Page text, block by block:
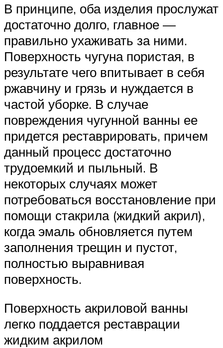
В принципе, оба изделия прослужат
достаточно долго, главное —
правильно ухаживать за ними.
Поверхность чугуна пористая, в
результате чего впитывает в себя
ржавчину и грязь и нуждается в
частой уборке. В случае
повреждения чугунной ванны ее
придется реставрировать, причем
данный процесс достаточно
трудоемкий и пыльный. В
некоторых случаях может
потребоваться восстановление при
помощи стакрила (жидкий акрил),
когда эмаль обновляется путем
заполнения трещин и пустот,
полностью выравнивая
поверхность.
Поверхность акриловой ванны
легко поддается реставрации
жидким акрилом